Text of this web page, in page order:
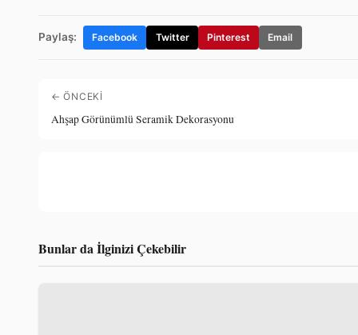
Paylaş: Facebook Twitter Pinterest Email
← ÖNCEKI
Ahşap Görünümlü Seramik Dekorasyonu
Bunlar da İlginizi Çekebilir